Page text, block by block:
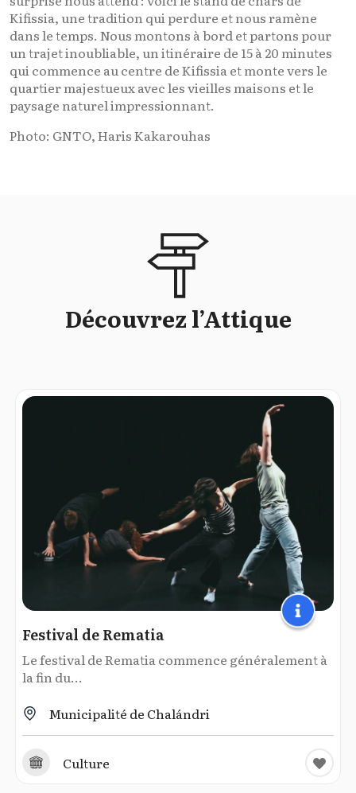
Kifissia, une tradition qui perdure et nous ramène
dans le temps. Nous montons à bord et partons pour
un trajet inoubliable, un itinéraire de 15 à 20 minutes
qui commence au centre de Kifissia et monte vers le
quartier majestueux avec les vieilles maisons et le
paysage naturel impressionnant.
Photo: GNTO, Haris Kakarouhas
Découvrez l’Attique
Festival de Rematia
Le festival de Rematia commence généralement à
la fin du...
Municipalité de Chalándri
Culture